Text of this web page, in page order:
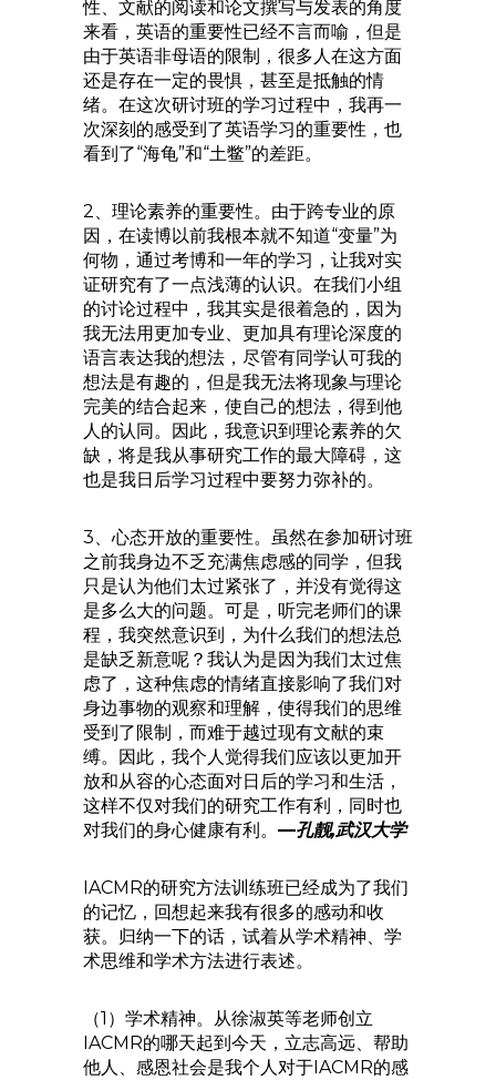
性、文献的阅读和论文撰写与发表的角度
来看，英语的重要性已经不言而喻，但是
由于英语非母语的限制，很多人在这方面
还是存在一定的畏惧，甚至是抵触的情
绪。在这次研讨班的学习过程中，我再一
次深刻的感受到了英语学习的重要性，也
看到了“海龟”和“土鳖”的差距。
2、理论素养的重要性。由于跨专业的原
因，在读博以前我根本就不知道“变量”为
何物，通过考博和一年的学习，让我对实
证研究有了一点浅薄的认识。在我们小组
的讨论过程中，我其实是很着急的，因为
我无法用更加专业、更加具有理论深度的
语言表达我的想法，尽管有同学认可我的
想法是有趣的，但是我无法将现象与理论
完美的结合起来，使自己的想法，得到他
人的认同。因此，我意识到理论素养的欠
缺，将是我从事研究工作的最大障碍，这
也是我日后学习过程中要努力弥补的。
3、心态开放的重要性。虽然在参加研讨班
之前我身边不乏充满焦虑感的同学，但我
只是认为他们太过紧张了，并没有觉得这
是多么大的问题。可是，听完老师们的课
程，我突然意识到，为什么我们的想法总
是缺乏新意呢？我认为是因为我们太过焦
虑了，这种焦虑的情绪直接影响了我们对
身边事物的观察和理解，使得我们的思维
受到了限制，而难于越过现有文献的束
缚。因此，我个人觉得我们应该以更加开
放和从容的心态面对日后的学习和生活，
这样不仅对我们的研究工作有利，同时也
对我们的身心健康有利。 —孔靓,武汉大学
IACMR的研究方法训练班已经成为了我们
的记忆，回想起来我有很多的感动和收
获。归纳一下的话，试着从学术精神、学
术思维和学术方法进行表述。
（1）学术精神。从徐淑英等老师创立
IACMR的哪天起到今天，立志高远、帮助
他人、感恩社会是我个人对于IACMR的感